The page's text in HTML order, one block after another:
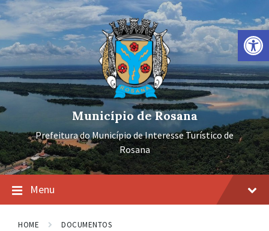
Barra de Ferramentas Aberta
Ir
para
conteúdo
Pular
para
navegação
principal
Pular
para
rodapé
Município de Rosana
Prefeitura do Município de Interesse Turístico de
Rosana
Menu
HOME DOCUMENTOS